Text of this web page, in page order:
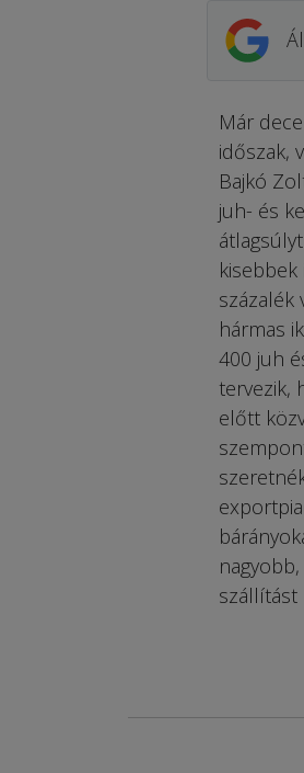
Már
időszak,
Bajkó
juh- és
százalék
hármas
400 juh
tervezik,
előtt
szállítást